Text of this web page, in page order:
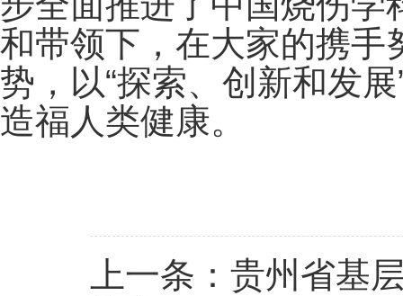
和带领下，在大家的携手
势，以“探索、创新和发
造福人类健康。
上一条： 贵州省基